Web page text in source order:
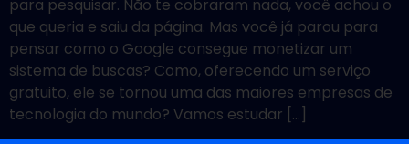
para pesquisar. Não te cobraram nada, você achou o
que queria e saiu da página. Mas você já parou para
pensar como o Google consegue monetizar um
sistema de buscas? Como, oferecendo um serviço
gratuito, ele se tornou uma das maiores empresas de
tecnologia do mundo? Vamos estudar […]